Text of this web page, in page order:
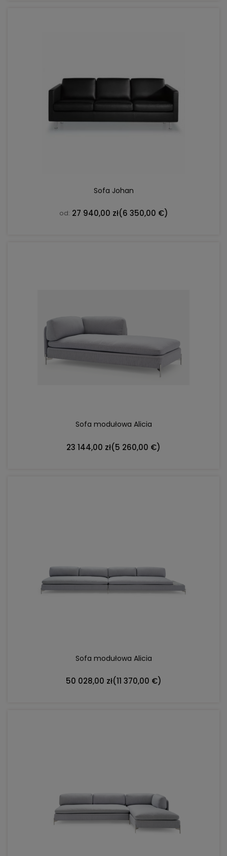
Sofa Johan
od: 27 940,00 zł(6 350,00 €)
Sofa modułowa Alicia
23 144,00 zł(5 260,00 €)
Sofa modułowa Alicia
50 028,00 zł(11 370,00 €)
DO KOSZYKA